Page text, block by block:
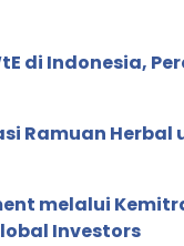
di Indonesia,
Ramuan Herbal
melalui
Investors